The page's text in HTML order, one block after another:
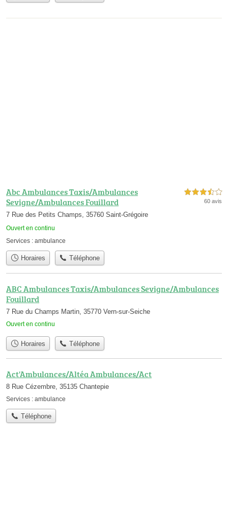
Abc Ambulances Taxis/Ambulances
Sevigne/Ambulances Fouillard
7 Rue des Petits Champs, 35760 Saint-Grégoire
Ouvert en continu
3,5 étoiles sur 5
60 avis
Services : ambulance
Horaires Téléphone
ABC Ambulances Taxis/Ambulances Sevigne/Ambulances
Fouillard
7 Rue du Champs Martin, 35770 Vern-sur-Seiche
Ouvert en continu
Horaires Téléphone
Act'Ambulances/Altéa Ambulances/Act
8 Rue Cézembre, 35135 Chantepie
Services : ambulance
Téléphone